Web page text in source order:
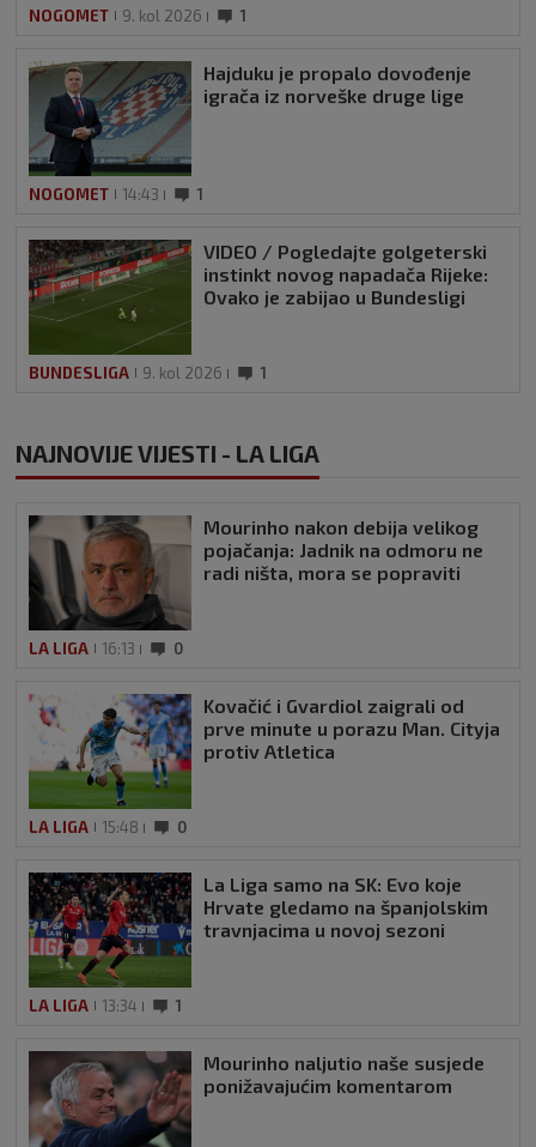
NOGOMET 9. kol 2026 1
Hajduku je propalo dovođenje
igrača iz norveške druge lige
NOGOMET 14:43 1
VIDEO / Pogledajte golgeterski
instinkt novog napadača Rijeke:
Ovako je zabijao u Bundesligi
BUNDESLIGA 9. kol 2026 1
NAJNOVIJE VIJESTI - LA LIGA
Mourinho nakon debija velikog
pojačanja: Jadnik na odmoru ne
radi ništa, mora se popraviti
LA LIGA 16:13 0
Kovačić i Gvardiol zaigrali od
prve minute u porazu Man. Cityja
protiv Atletica
LA LIGA 15:48 0
La Liga samo na SK: Evo koje
Hrvate gledamo na španjolskim
travnjacima u novoj sezoni
LA LIGA 13:34 1
Mourinho naljutio naše susjede
ponižavajućim komentarom